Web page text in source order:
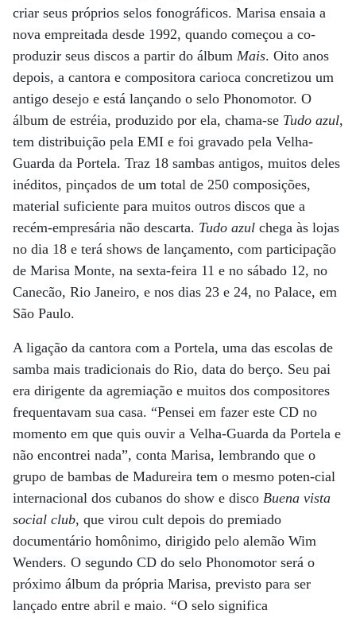
criar seus próprios selos fonográficos. Marisa ensaia a
nova empreitada desde 1992, quando começou a co-
produzir seus discos a partir do álbum Mais. Oito anos
depois, a cantora e compositora carioca concretizou um
antigo desejo e está lançando o selo Phonomotor. O
álbum de estréia, produzido por ela, chama-se Tudo azul,
tem distribuição pela EMI e foi gravado pela Velha-
Guarda da Portela. Traz 18 sambas antigos, muitos deles
inéditos, pinçados de um total de 250 composições,
material suficiente para muitos outros discos que a
recém-empresária não descarta. Tudo azul chega às lojas
no dia 18 e terá shows de lançamento, com participação
de Marisa Monte, na sexta-feira 11 e no sábado 12, no
Canecão, Rio Janeiro, e nos dias 23 e 24, no Palace, em
São Paulo.
A ligação da cantora com a Portela, uma das escolas de
samba mais tradicionais do Rio, data do berço. Seu pai
era dirigente da agremiação e muitos dos compositores
frequentavam sua casa. “Pensei em fazer este CD no
momento em que quis ouvir a Velha-Guarda da Portela e
não encontrei nada”, conta Marisa, lembrando que o
grupo de bambas de Madureira tem o mesmo poten-cial
internacional dos cubanos do show e disco Buena vista
social club, que virou cult depois do premiado
documentário homônimo, dirigido pelo alemão Wim
Wenders. O segundo CD do selo Phonomotor será o
próximo álbum da própria Marisa, previsto para ser
lançado entre abril e maio. “O selo significa